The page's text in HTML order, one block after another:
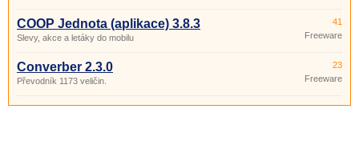
COOP Jednota (aplikace) 3.8.3
Slevy, akce a letáky do mobilu
41
Freeware
Converber 2.3.0
Převodník 1173 veličin.
23
Freeware